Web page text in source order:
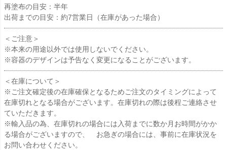
再塗布の目安：半年
出荷までの目安：約7営業日（在庫があった場合）
＜ご注意＞
※本来の用途以外では使用しないでください。
※容器のデザインは予告なく変更になることがございます。
＜在庫について＞
※ご注文確定後の在庫確保となるためご注文のタイミングによって
在庫切れとなる場合がございます。在庫切れの際は後程ご連絡させ
ていただきます。
※輸入品の為、在庫切れの場合には入荷までに数か月お時間がかか
る場合がございますので、 お急ぎの場合には、事前に在庫状況を
お問い合わせください。